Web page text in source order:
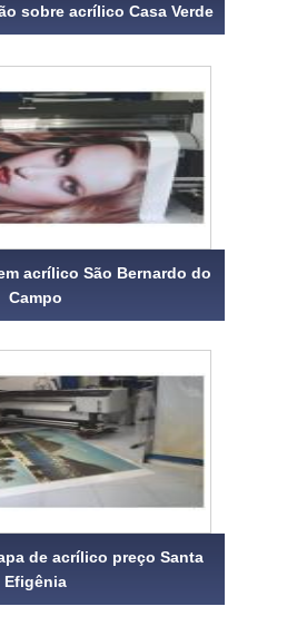
sobre acrílico Casa Verde
acrílico São Bernardo do
Campo
de acrílico preço Santa
Efigênia